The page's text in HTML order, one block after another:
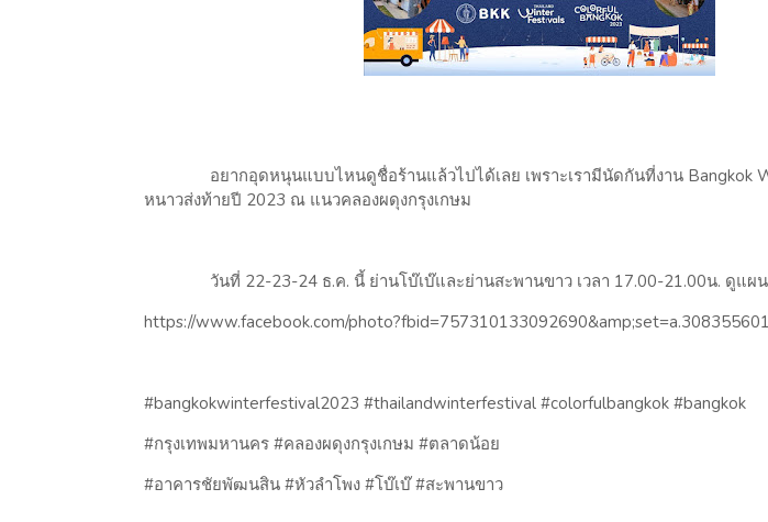
อยากอุดหนุนแบบไหนดูชื่อร้านแล้วไปได้เลย เพราะเรามีนัดกันที่งาน Bangkok
หนาวส่งท้ายปี 2023 ณ แนวคลองผดุงกรุงเกษม
วันที่ 22-23-24 ธ.ค. นี้ ย่านโบ๊เบ๊และย่านสะพานขาว เวลา 17.00-21.00น. ดูแผน
https://www.facebook.com/
#bangkokwinterfestival2023 #thailandwinterfestival #colorfulbangkok #bangkok
#กรุงเทพมหานคร #คลองผดุงกรุงเกษม #ตลาดน้อย
#อาคารชัยพัฒนสิน #หัวลำโพง #โบ๊เบ๊ #สะพานขาว